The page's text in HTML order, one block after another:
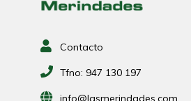
Contacto
Tfno: 947 130 197
info@lasmerindades.com